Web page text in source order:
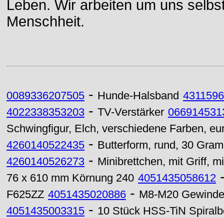
Leben. Wir arbeiten um uns
Menschheit.
0089336207505 - Hunde-Halsband
4022338353203 - TV-Verstärker
Schwingfigur, Elch, verschiedene Farben,
4260140522435 - Butterform, rund, 30
4260140526273 - Minibrettchen, mit Griff,
76 x 610 mm Körnung 240 4051435058612
F625ZZ 4051435020886 - M8-M20
4051435003315 - 10 Stück HSS-TiN